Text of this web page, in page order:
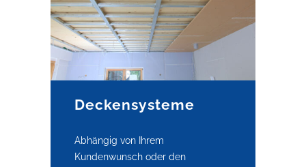
Deckensysteme
Abhängig von Ihrem
Kundenwunsch oder den